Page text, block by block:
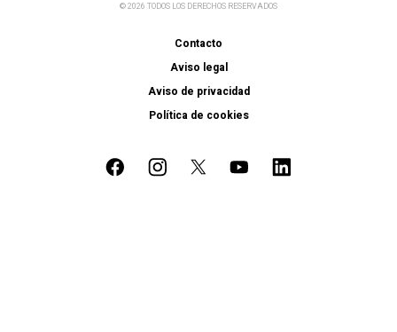
© 2026 TODOS LOS DERECHOS RESERVADOS
Contacto
Aviso legal
Aviso de privacidad
Política de cookies